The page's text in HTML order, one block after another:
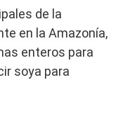
de la
en la Amazonía,
enteros para
soya para